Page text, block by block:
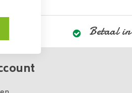
Betaal